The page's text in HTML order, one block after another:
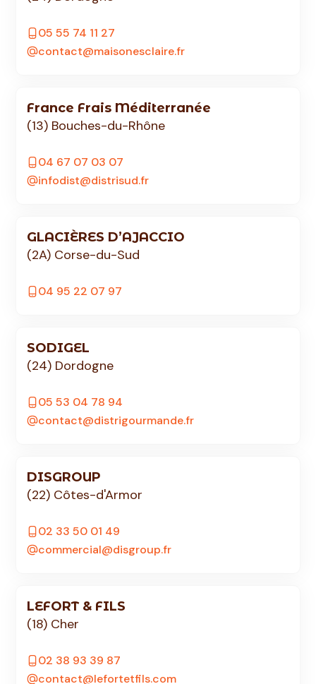
05 55 74 11 27
contact@maisonesclaire.fr
France Frais Méditerranée
(13) Bouches-du-Rhône
04 67 07 03 07
infodist@distrisud.fr
GLACIÈRES D’AJACCIO
(2A) Corse-du-Sud
04 95 22 07 97
SODIGEL
(24) Dordogne
05 53 04 78 94
contact@distrigourmande.fr
DISGROUP
(22) Côtes-d'Armor
02 33 50 01 49
commercial@disgroup.fr
LEFORT & FILS
(18) Cher
02 38 93 39 87
contact@lefortetfils.com